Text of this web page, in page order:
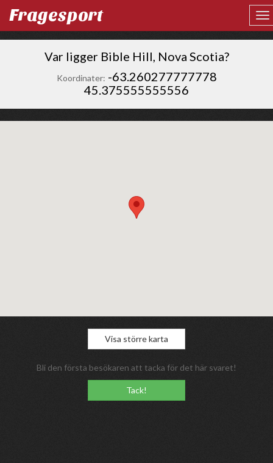
Fragesport
Var ligger Bible Hill, Nova Scotia?
Koordinater: -63.260277777778
45.375555555556
Visa större karta
Bli den första besökaren att tacka för det här svaret!
Tack!